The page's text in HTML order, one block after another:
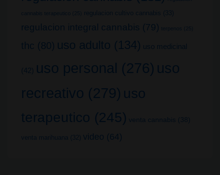
cannabis terapeutico (25) regulacion cultivo cannabis (33)
regulacion integral cannabis (79) terpenos (25)
thc (80) uso adulto (134) uso medicinal
(42) uso personal (276) uso
recreativo (279) uso
terapeutico (245) venta cannabis (38)
venta marihuana (32) video (64)